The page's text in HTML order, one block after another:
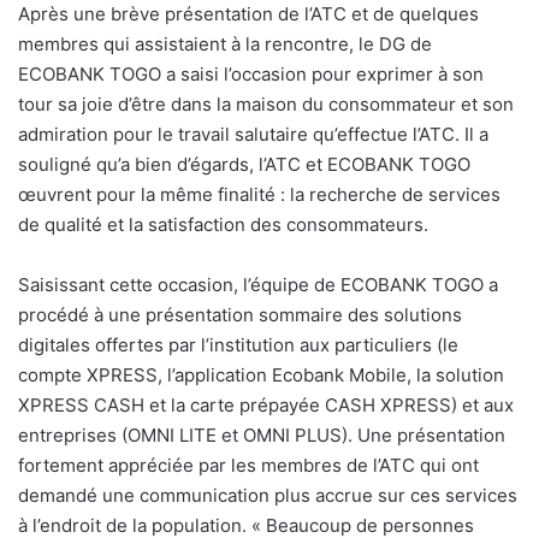
Après une brève présentation de l’ATC et de quelques
membres qui assistaient à la rencontre, le DG de
ECOBANK TOGO a saisi l’occasion pour exprimer à son
tour sa joie d’être dans la maison du consommateur et son
admiration pour le travail salutaire qu’effectue l’ATC. Il a
souligné qu’a bien d’égards, l’ATC et ECOBANK TOGO
œuvrent pour la même finalité : la recherche de services
de qualité et la satisfaction des consommateurs.
Saisissant cette occasion, l’équipe de ECOBANK TOGO a
procédé à une présentation sommaire des solutions
digitales offertes par l’institution aux particuliers (le
compte XPRESS, l’application Ecobank Mobile, la solution
XPRESS CASH et la carte prépayée CASH XPRESS) et aux
entreprises (OMNI LITE et OMNI PLUS). Une présentation
fortement appréciée par les membres de l’ATC qui ont
demandé une communication plus accrue sur ces services
à l’endroit de la population. « Beaucoup de personnes